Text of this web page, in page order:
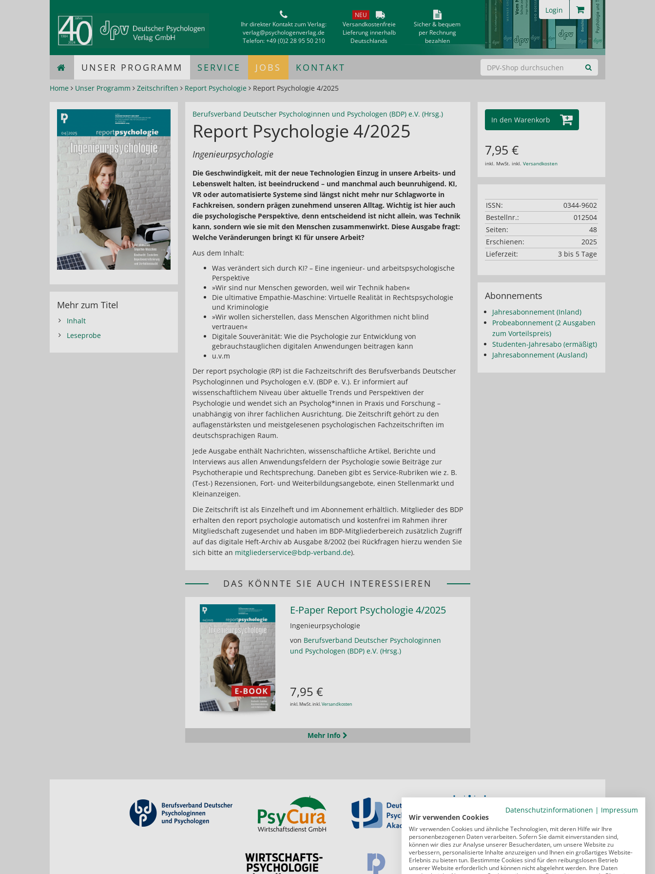
Ihr direkter Kontakt zum Verlag:
verlag@psychologenverlag.de
Telefon:+49 (0)2 28 95 50 210
NEU
Versandkostenfreie
Lieferung innerhalb
Deutschlands
Sicher & bequem
per Rechnung
bezahlen
Login
UNSER PROGRAMM SERVICE JOBS KONTAKT
Home Unser Programm Zeitschriften Report Psychologie Report Psychologie 4/2025
Mehr zum Titel
Inhalt
Leseprobe
Berufsverband Deutscher Psychologinnen und Psychologen (BDP) e.V. (Hrsg.)
Report Psychologie 4/2025
Ingenieurpsychologie
Die Geschwindigkeit, mit der neue Technologien Einzug in unsere Arbeits- und
Lebenswelt halten, ist beeindruckend – und manchmal auch beunruhigend. KI,
VR oder automatisierte Systeme sind längst nicht mehr nur Schlagworte in
Fachkreisen, sondern prägen zunehmend unseren Alltag. Wichtig ist hier auch
die psychologische Perspektive, denn entscheidend ist nicht allein, was Technik
kann, sondern wie sie mit den Menschen zusammenwirkt. Diese Ausgabe fragt:
Welche Veränderungen bringt KI für unsere Arbeit?
Aus dem Inhalt:
Was verändert sich durch KI? – Eine ingenieur- und arbeitspsychologische
Perspektive
»Wir sind nur Menschen geworden, weil wir Technik haben«
Die ultimative Empathie-Maschine: Virtuelle Realität in Rechtspsychologie
und Kriminologie
»Wir wollen sicherstellen, dass Menschen Algorithmen nicht blind
vertrauen«
Digitale Souveränität: Wie die Psychologie zur Entwicklung von
gebrauchstauglichen digitalen Anwendungen beitragen kann
u.v.m
Der report psychologie (RP) ist die Fachzeitschrift des Berufsverbands Deutscher
Psychologinnen und Psychologen e.V. (BDP e. V.). Er informiert auf
wissenschaftlichem Niveau über aktuelle Trends und Perspektiven der
Psychologie und wendet sich an Psycholog*innen in Praxis und Forschung –
unabhängig von ihrer fachlichen Ausrichtung. Die Zeitschrift gehört zu den
auflagenstärksten und meistgelesenen psychologischen Fachzeitschriften im
deutschsprachigen Raum.
Jede Ausgabe enthält Nachrichten, wissenschaftliche Artikel, Berichte und
Interviews aus allen Anwendungsfeldern der Psychologie sowie Beiträge zur
Psychotherapie und Rechtsprechung. Daneben gibt es Service-Rubriken wie z. B.
(Test-) Rezensionen, Fort- und Weiterbildungsangebote, einen Stellenmarkt und
Kleinanzeigen.
Die Zeitschrift ist als Einzelheft und im Abonnement erhältlich. Mitglieder des BDP
erhalten den report psychologie automatisch und kostenfrei im Rahmen ihrer
Mitgliedschaft zugesendet und haben im BDP-Mitgliederbereich zusätzlich Zugriff
auf das digitale Heft-Archiv ab Ausgabe 8/2002 (bei Rückfragen hierzu wenden Sie
sich bitte an mitgliederservice@bdp-verband.de).
DAS KÖNNTE SIE AUCH INTERESSIEREN
E-Paper Report Psychologie 4/2025
Ingenieurpsychologie
von Berufsverband Deutscher Psychologinnen
und Psychologen (BDP) e.V. (Hrsg.)
7,95 €
inkl. MwSt. inkl.Versandkosten
Mehr Info
In den Warenkorb
7,95 €
inkl. MwSt. inkl. Versandkosten
ISSN:
0344-9602
Bestellnr.:
012504
Seiten:
48
Erschienen:
2025
Lieferzeit:
3 bis 5 Tage
Abonnements
Jahresabonnement (Inland)
Probeabonnement (2 Ausgaben
zum Vorteilspreis)
Studenten-Jahresabo (ermäßigt)
Jahresabonnement (Ausland)
Datenschutzinformationen | Impressum
Wir verwenden Cookies
Wir verwenden Cookies und ähnliche Technologien, mit deren Hilfe wir Ihre
personenbezogenen Daten verarbeiten. Sofern Sie damit einverstanden sind,
können wir dies zur Analyse unserer Besucherdaten, um unsere Website zu
verbessern, personalisierte Inhalte anzuzeigen und Ihnen ein großartiges Website-
Erlebnis zu bieten tun. Bestimmte Cookies sind für den reibungslosen Betrieb
unserer Website erforderlich und können nicht abgelehnt werden. Ihre Daten